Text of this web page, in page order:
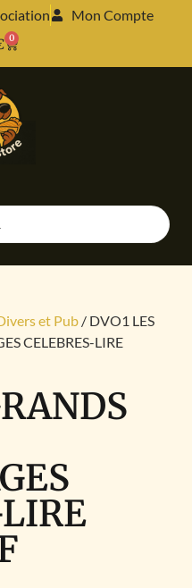
Mon Compte
0
et Pub / DVO1 LES
CELEBRES-LIRE